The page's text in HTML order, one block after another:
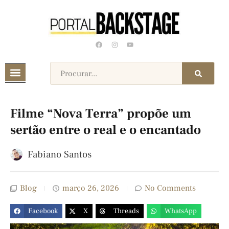
Filme “Nova Terra” propõe um
sertão entre o real e o encantado
Fabiano Santos
Blog março 26, 2026 No Comments
Facebook X Threads WhatsApp